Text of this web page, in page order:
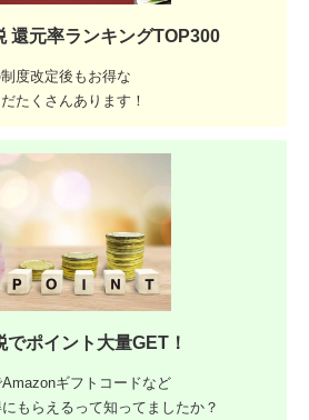
還元率ランキングTOP300
度改定後もお得な
たくさんあります！
でポイント大量GET！
ギフトコードなど
もらえるって知ってましたか？